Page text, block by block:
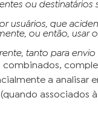
ou
usuários, que
ou então, usar
tanto para
combinados,
a analisar
associados